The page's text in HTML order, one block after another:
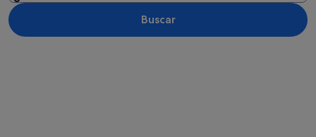
Buscar